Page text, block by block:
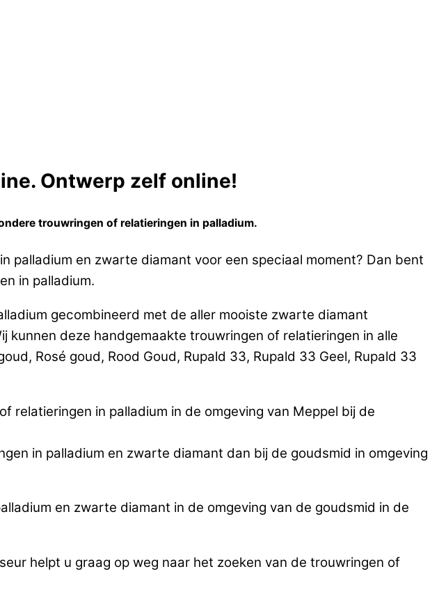
Ontwerp zelf online!
trouwringen of relatieringen in palladium.
palladium en zwarte diamant voor een speciaal moment? Dan bent
in palladium.
gecombineerd met de aller mooiste zwarte diamant
deze handgemaakte trouwringen of relatieringen in alle
Rosé goud, Rood Goud, Rupald 33, Rupald 33 Geel, Rupald 33
relatieringen in palladium in de omgeving van Meppel bij de
in palladium en zwarte diamant dan bij de goudsmid in omgeving
en zwarte diamant in de omgeving van de goudsmid in de
helpt u graag op weg naar het zoeken van de trouwringen of